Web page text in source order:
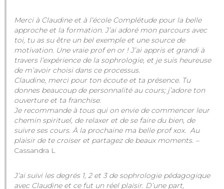
Merci à Claudine et à l’école Complétude pour la belle
approche et la formation. J’ai adoré mon parcours avec
toi, tu as su être un bel exemple et une source de
motivation. Une vraie prof en or ! J’ai appris et grandi à
travers l’expérience de la sophrologie, et je suis heureuse
de m’avoir choisi dans ce processus.
Claudine, merci pour ton écoute et ta présence. Tu
donnes beaucoup de personnalité au cours; j’adore ton
ouverture et ta franchise.
Je recommande à tous qui on envie de commencer leur
chemin spirituel, de relaxer et de se faire du bien, de
suivre ses cours. À la prochaine ma belle prof xox. Au
plaisir de te croiser et partagez de beaux moments. –
Cassandra L
J’ai suivi les degrés 1, 2 et 3 de sophrologie pédagogique
avec Claudine et ce fut un réel plaisir. D’une part,